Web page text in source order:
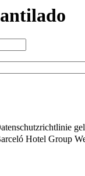
Hotel Group